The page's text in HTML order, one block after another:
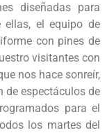
diseñadas para
ellas, el equipo de
con pines de
visitantes con
nos hace sonreír,
de espectáculos de
para el
los martes del